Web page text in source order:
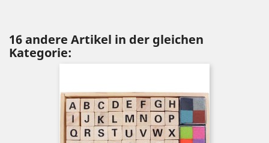
16 andere Artikel in der gleichen
Kategorie: